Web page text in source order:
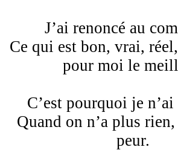
J’ai renoncé au
Ce qui est bon, vrai,
pour moi le
C’est pourquoi je
Quand on n’a plus
peur.